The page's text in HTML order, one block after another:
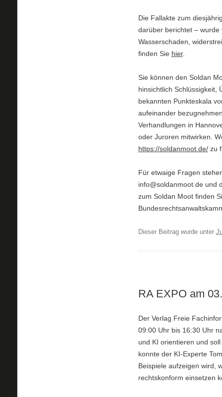
Die Fallakte zum
darüber berichtet –
Wasserschaden,
finden Sie hier.
Sie können den Soldan
hinsichtlich Schlüssigkeit,
bekannten Punkteskala
aufeinander
Verhandlungen in
oder Juroren mitwirken.
https://soldanmoot.de/zu
Für etwaige Fragen
info@soldanmoot.de und
zum Soldan Moot finden
Dieser Beitrag wurde unter
RA EXPO am
Der Verlag Freie
09:00 Uhr bis 16:30 Uhr
und KI orientieren und
konnte der KI-Experte
Beispiele aufzeigen wird,
rechtskonform einsetzen